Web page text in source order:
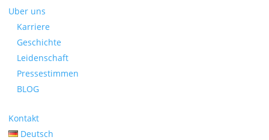
Uber uns
Karriere
Geschichte
Leidenschaft
Pressestimmen
BLOG
Kontakt
Deutsch